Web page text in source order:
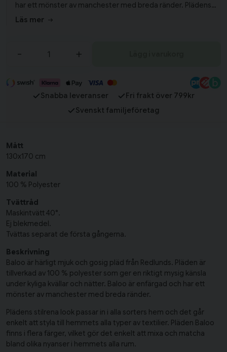
har ett mönster av manchester med breda ränder. Plädens
stilrena look passar in i alla sorters hem och det går enkelt att
Läs mer
- +
Snabba leveranser
Fri frakt över 799kr
Svenskt familjeföretag
Mått
130x170 cm
Material
100 % Polyester
Tvättråd
Maskintvätt 40°.
Ej blekmedel.
Tvättas separat de första gångerna.
Beskrivning
Baloo är härligt mjuk och gosig pläd från Redlunds. Pläden är
tillverkad av 100 % polyester som ger en riktigt mysig känsla
under kyliga kvällar och nätter. Baloo är enfärgad och har ett
mönster av manchester med breda ränder.
Plädens stilrena look passar in i alla sorters hem och det går
enkelt att styla till hemmets alla typer av textilier. Pläden Baloo
finns i flera färger, vilket gör det enkelt att mixa och matcha
bland olika nyanser i hemmets alla rum.